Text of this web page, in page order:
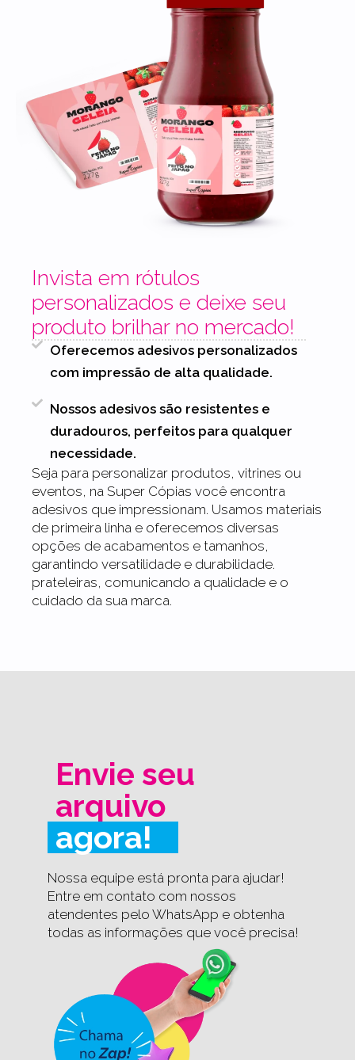
Invista em rótulos
personalizados e deixe seu
produto brilhar no mercado!
Oferecemos adesivos personalizados
com impressão de alta qualidade.
Nossos adesivos são resistentes e
duradouros, perfeitos para qualquer
necessidade.
Seja para personalizar produtos, vitrines ou
eventos, na Super Cópias você encontra
adesivos que impressionam. Usamos materiais
de primeira linha e oferecemos diversas
opções de acabamentos e tamanhos,
garantindo versatilidade e durabilidade.
prateleiras, comunicando a qualidade e o
cuidado da sua marca.
Envie seu
arquivo
agora!
Nossa equipe está pronta para ajudar!
Entre em contato com nossos
atendentes pelo WhatsApp e obtenha
todas as informações que você precisa!